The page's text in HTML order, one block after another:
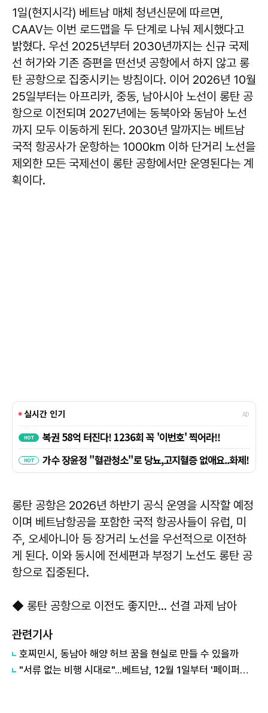
1일(현지시각) 베트남 매체 청년신문에 따르면,
CAAV는 이번 로드맵을 두 단계로 나눠 제시했다고
밝혔다. 우선 2025년부터 2030년까지는 신규 국제
선 허가와 기존 증편을 떤선녓 공항에서 하지 않고 롱
탄 공항으로 집중시키는 방침이다. 이어 2026년 10월
25일부터는 아프리카, 중동, 남아시아 노선이 롱탄 공
항으로 이전되며 2027년에는 동북아와 동남아 노선
까지 모두 이동하게 된다. 2030년 말까지는 베트남
국적 항공사가 운항하는 1000km 이하 단거리 노선을
제외한 모든 국제선이 롱탄 공항에서만 운영된다는 계
획이다.
롱탄 공항은 2026년 하반기 공식 운영을 시작할 예정
이며 베트남항공을 포함한 국적 항공사들이 유럽, 미
주, 오세아니아 등 장거리 노선을 우선적으로 이전하
게 된다. 이와 동시에 전세편과 부정기 노선도 롱탄 공
항으로 집중된다.
◆ 롱탄 공항으로 이전도 좋지만... 선결 과제 남아
관련기사
호찌민시, 동남아 해양 허브 꿈을 현실로 만들 수 있을까
"서류 없는 비행 시대로"...베트남, 12월 1일부터 '페이퍼리스 비행' 개막